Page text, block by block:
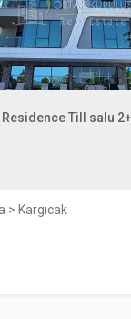
Residence Till salu
> Kargıcak